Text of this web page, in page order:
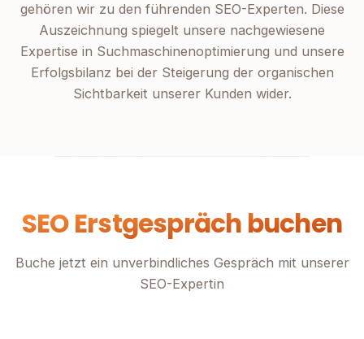
gehören wir zu den führenden SEO-Experten. Diese
Auszeichnung spiegelt unsere nachgewiesene
Expertise in Suchmaschinenoptimierung und unsere
Erfolgsbilanz bei der Steigerung der organischen
Sichtbarkeit unserer Kunden wider.
SEO Erstgespräch buchen
Buche jetzt ein unverbindliches Gespräch mit unserer
SEO-Expertin